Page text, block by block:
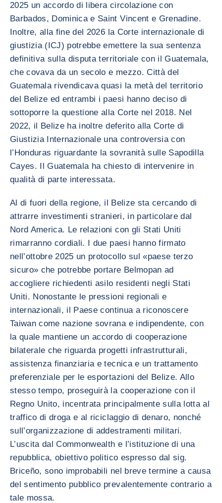
2025 un accordo di libera circolazione con
Barbados, Dominica e Saint Vincent e Grenadine.
Inoltre, alla fine del 2026 la Corte internazionale di
giustizia (ICJ) potrebbe emettere la sua sentenza
definitiva sulla disputa territoriale con il Guatemala,
che covava da un secolo e mezzo. Città del
Guatemala rivendicava quasi la metà del territorio
del Belize ed entrambi i paesi hanno deciso di
sottoporre la questione alla Corte nel 2018. Nel
2022, il Belize ha inoltre deferito alla Corte di
Giustizia Internazionale una controversia con
l’Honduras riguardante la sovranità sulle Sapodilla
Cayes. Il Guatemala ha chiesto di intervenire in
qualità di parte interessata.
Al di fuori della regione, il Belize sta cercando di
attrarre investimenti stranieri, in particolare dal
Nord America. Le relazioni con gli Stati Uniti
rimarranno cordiali. I due paesi hanno firmato
nell’ottobre 2025 un protocollo sul «paese terzo
sicuro» che potrebbe portare Belmopan ad
accogliere richiedenti asilo residenti negli Stati
Uniti. Nonostante le pressioni regionali e
internazionali, il Paese continua a riconoscere
Taiwan come nazione sovrana e indipendente, con
la quale mantiene un accordo di cooperazione
bilaterale che riguarda progetti infrastrutturali,
assistenza finanziaria e tecnica e un trattamento
preferenziale per le esportazioni del Belize. Allo
stesso tempo, proseguirà la cooperazione con il
Regno Unito, incentrata principalmente sulla lotta al
traffico di droga e al riciclaggio di denaro, nonché
sull’organizzazione di addestramenti militari.
L’uscita dal Commonwealth e l’istituzione di una
repubblica, obiettivo politico espresso dal sig.
Briceño, sono improbabili nel breve termine a causa
del sentimento pubblico prevalentemente contrario a
tale mossa.